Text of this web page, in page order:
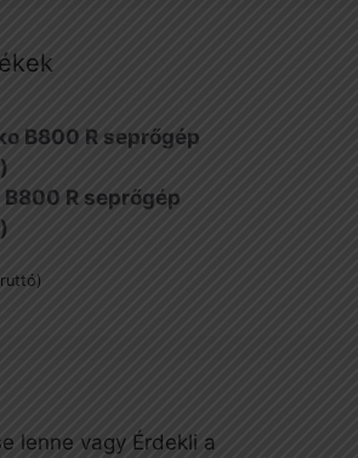
R seprőgép
lenne vagy Érdekli a